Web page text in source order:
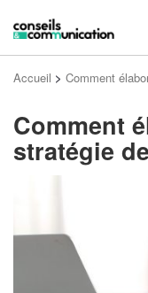
Accueil > Comment
Comment
stratégie